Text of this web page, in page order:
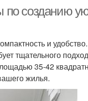
по созданию
и
тщательного
35-42
жилья.